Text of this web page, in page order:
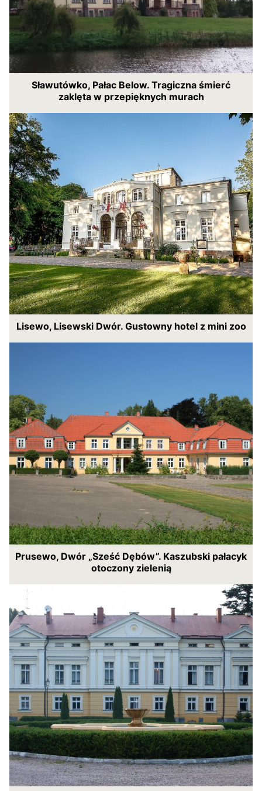
Sławutówko, Pałac Below. Tragiczna śmierć
zaklęta w przepięknych murach
Lisewo, Lisewski Dwór. Gustowny hotel z mini zoo
Prusewo, Dwór „Sześć Dębów”. Kaszubski pałacyk
otoczony zielenią